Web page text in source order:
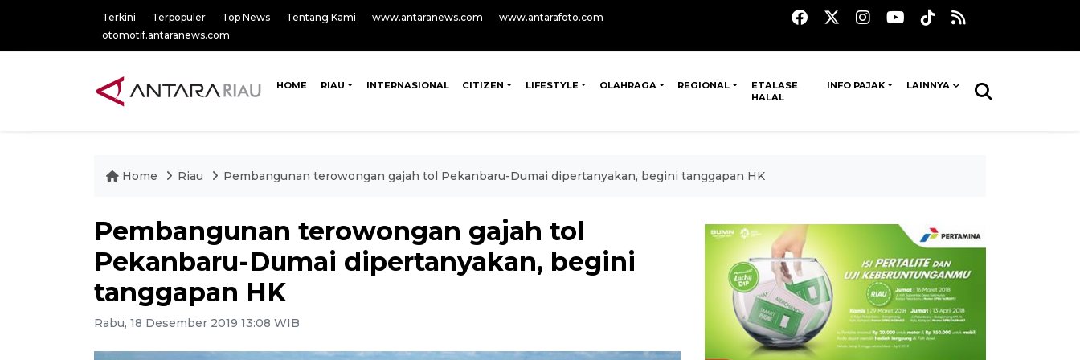
Terkini Terpopuler Top News Tentang Kami www.antaranews.com
www.antarafoto.com
otomotif.antaranews.com
HOME RIAU INTERNASIONAL CITIZEN LIFESTYLE OLAHRAGA REGIONAL
ETALASE
HALAL
INFO PAJAK LAINNYA
Home Riau Pembangunan terowongan gajah tol Pekanbaru-Dumai dipertanyakan, begini tanggapan HK
Pembangunan terowongan gajah tol
Pekanbaru-Dumai dipertanyakan, begini
tanggapan HK
Rabu, 18 Desember 2019 13:08 WIB